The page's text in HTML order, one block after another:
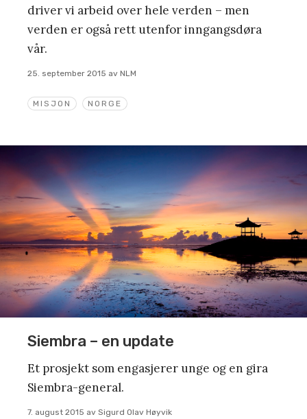
MISJON NORGE
driver vi arbeid over hele verden – men
verden er også rett utenfor inngangsdøra
vår.
25. september 2015 av NLM
Siembra – en update
Et prosjekt som engasjerer unge og en gira
Siembra-general.
7. august 2015 av Sigurd Olav Høyvik